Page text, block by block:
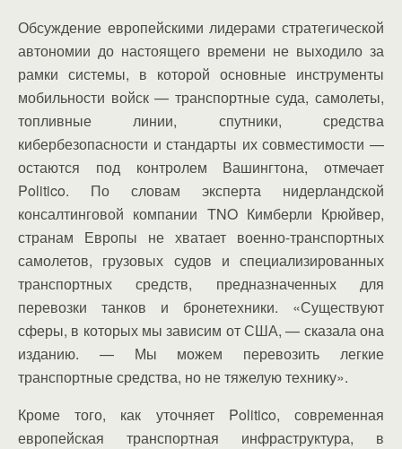
Обсуждение европейскими лидерами стратегической
автономии до настоящего времени не выходило за
рамки системы, в которой основные инструменты
мобильности войск — транспортные суда, самолеты,
топливные линии, спутники, средства
кибербезопасности и стандарты их совместимости —
остаются под контролем Вашингтона, отмечает
Politico. По словам эксперта нидерландской
консалтинговой компании TNO Кимберли Крюйвер,
странам Европы не хватает военно-транспортных
самолетов, грузовых судов и специализированных
транспортных средств, предназначенных для
перевозки танков и бронетехники. «Существуют
сферы, в которых мы зависим от США, — сказала она
изданию. — Мы можем перевозить легкие
транспортные средства, но не тяжелую технику».
Кроме того, как уточняет Politico, современная
европейская транспортная инфраструктура, в